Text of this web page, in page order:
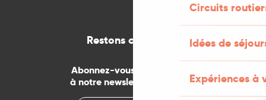
Circuits
Idées de
Expériences à
Restons connectés
Abonnez-vous gratuitement
à notre newsletter mensuelle